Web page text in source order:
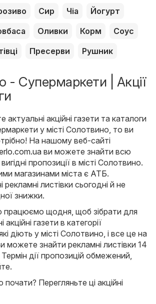
Сир Чіа
Йогурт
Оливки Корм
Соус
Пресерви Рушник
- Супермаркети | Акції
акційні газети та каталоги
у місті Солотвино, то ви
На нашому веб-сайті
ви можете знайти всю
пропозиції в місті Солотвино.
магазинами міста є АТБ.
рекламні листівки сьогодні й не
знижки.
працюємо щодня, щоб зібрати для
акційні газети в категорії
діють у місті Солотвино, і все це на
можете знайти рекламні листівки 14
дії пропозицій обмежений,
Перегляньте ці акційні